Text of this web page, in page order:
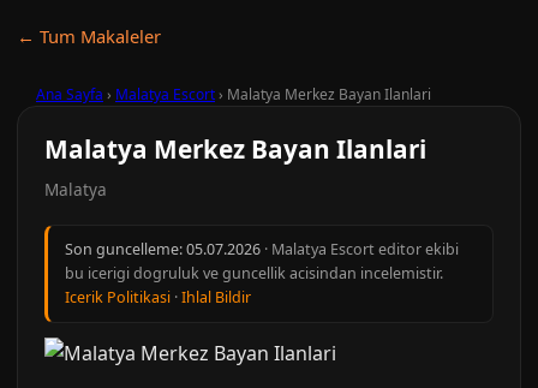
← Tum Makaleler
Ana Sayfa › Malatya Escort› Malatya Merkez Bayan Ilanlari
Malatya Merkez Bayan Ilanlari
Malatya
Son guncelleme:05.07.2026 · Malatya Escort editor ekibi
bu icerigi dogruluk ve guncellik acisindan incelemistir.
Icerik Politikasi ·Ihlal Bildir